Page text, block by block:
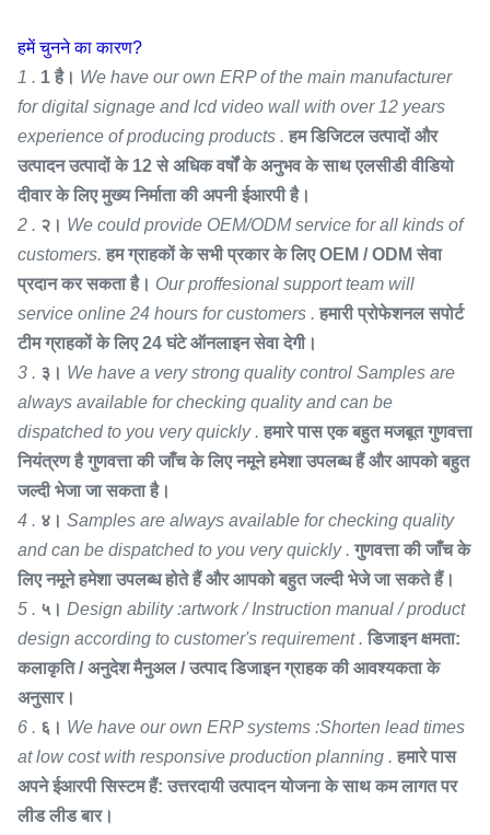
हमें चुनने का कारण?
1 . 1 है। We have our own ERP of the main manufacturer
for digital signage and lcd video wall with over 12 years
experience of producing products . हम डिजिटल उत्पादों और
उत्पादन उत्पादों के 12 से अधिक वर्षों के अनुभव के साथ एलसीडी वीडियो
दीवार के लिए मुख्य निर्माता की अपनी ईआरपी है।
2 . २। We could provide OEM/ODM service for all kinds of
customers. हम ग्राहकों के सभी प्रकार के लिए OEM / ODM सेवा
प्रदान कर सकता है। Our proffesional support team will
service online 24 hours for customers . हमारी प्रोफेशनल सपोर्ट
टीम ग्राहकों के लिए 24 घंटे ऑनलाइन सेवा देगी।
3 . ३। We have a very strong quality control Samples are
always available for checking quality and can be
dispatched to you very quickly . हमारे पास एक बहुत मजबूत गुणवत्ता
नियंत्रण है गुणवत्ता की जाँच के लिए नमूने हमेशा उपलब्ध हैं और आपको बहुत
जल्दी भेजा जा सकता है।
4 . ४। Samples are always available for checking quality
and can be dispatched to you very quickly . गुणवत्ता की जाँच के
लिए नमूने हमेशा उपलब्ध होते हैं और आपको बहुत जल्दी भेजे जा सकते हैं।
5 . ५। Design ability :artwork / Instruction manual / product
design according to customer's requirement . डिजाइन क्षमता:
कलाकृति / अनुदेश मैनुअल / उत्पाद डिजाइन ग्राहक की आवश्यकता के
अनुसार।
6 . ६। We have our own ERP systems :Shorten lead times
at low cost with responsive production planning . हमारे पास
अपने ईआरपी सिस्टम हैं: उत्तरदायी उत्पादन योजना के साथ कम लागत पर
लीड लीड बार।